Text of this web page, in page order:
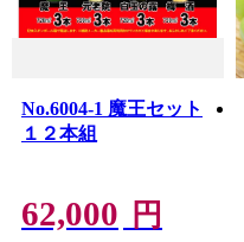
No.6004-1 魔王セット
１２本組
62,000 円